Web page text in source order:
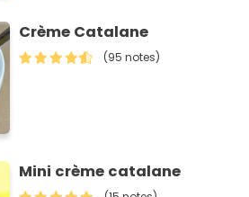
Crème Catalane
(95 notes)
Mini crème catalane